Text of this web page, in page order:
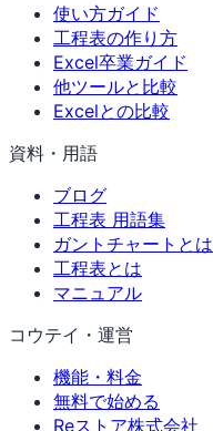
使い方ガイド
工程表の作り方
Excel卒業ガイド
他ツールと比較
Excelとの比較
資料・用語
ブログ
工程表 用語集
ガントチャートとは
工程表とは
マニュアル
コウテイ・運営
機能・料金
無料で始める
Reストア株式会社